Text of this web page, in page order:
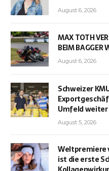
August 6, 2026
MAX TOTH
BEIM BAGGER
August 6, 2026
Schweizer
Umfeld weiter
August 5, 2026
Weltpremiere
ist die erste